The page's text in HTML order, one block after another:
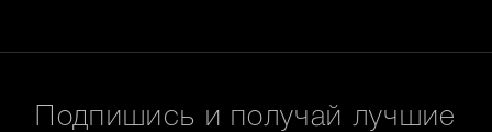
Подпишись и получай лучшие